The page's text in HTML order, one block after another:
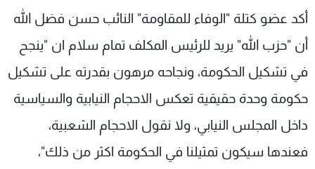
أكد عضو كتلة "الوفاء للمقاومة" النائب حسن فضل الله
أن "حزب الله" يريد للرئيس المكلف تمام سلام ان "ينجح
في تشكيل الحكومة، ونجاحه مرهون بقدرته على تشكيل
حكومة وحدة حقيقية تعكس الاحجام النيابية والسياسية
داخل المجلس النيابي، ولا نقول الاحجام الشعبية،
فعندها سيكون تمثيلنا في الحكومة اكثر من ذلك"،
الإنـتـاج
تواصل معنا
سياسة الخصوصية